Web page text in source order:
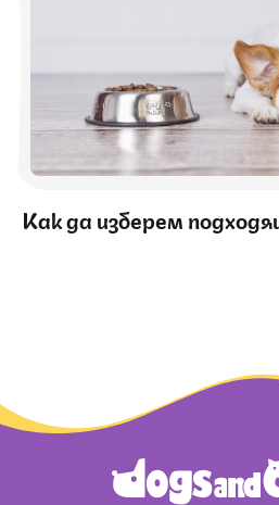
Как да изберем